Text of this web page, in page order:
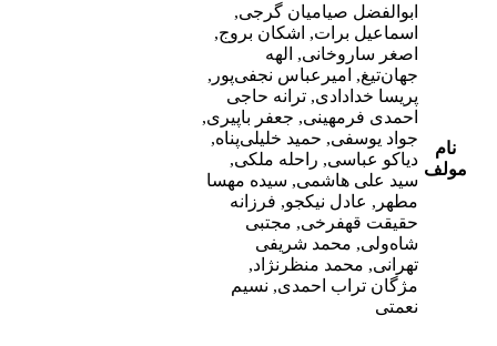
نام
مولف
ابوالفضل صیامیان گرجی,
اسماعیل برات, اشکان بروج,
اصغر ساروخانی, الهه
جهان‌تیغ, امیرعباس نجفی‌پور,
پریسا خدادادی, ترانه حاجی
احمدی فرمهینی, جعفر باپیری,
جواد یوسفی, حمید خلیلی‌پناه,
دیاکو عباسی, راحله ملکی,
سید علی هاشمی, سیده مهسا
مطهر, عادل نیکجو, فرزانه
حقیقت‌ قهفرخی, مجتبی
شاه‌ولی, محمد شریفی
تهرانی, محمد ‌منظرنژاد,
مژگان تراب احمدی, نسیم
نعمتی